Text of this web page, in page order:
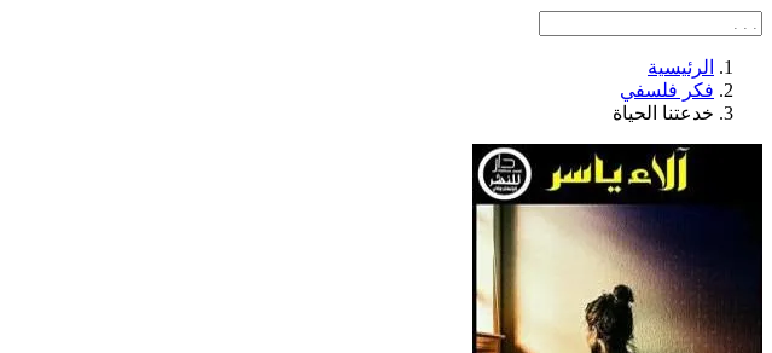
الرئيسية
فكر فلسفي
خدعتنا الحياة